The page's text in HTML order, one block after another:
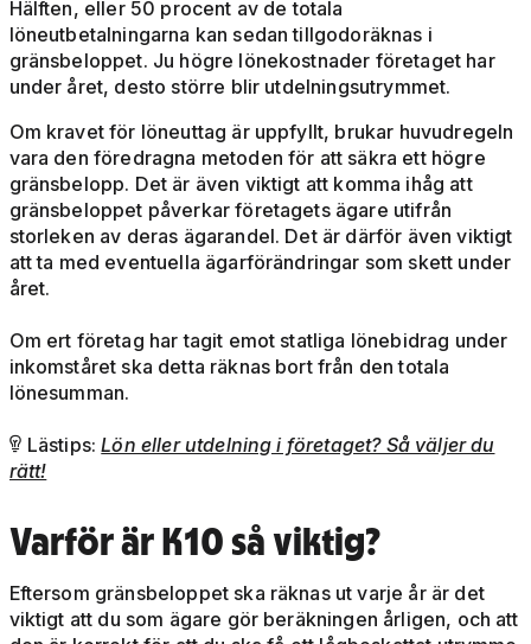
Hälften, eller 50 procent av de totala
löneutbetalningarna kan sedan tillgodoräknas i
gränsbeloppet. Ju högre lönekostnader företaget har
under året, desto större blir utdelningsutrymmet.
Om kravet för löneuttag är uppfyllt, brukar huvudregeln
vara den föredragna metoden för att säkra ett högre
gränsbelopp. Det är även viktigt att komma ihåg att
gränsbeloppet påverkar företagets ägare utifrån
storleken av deras ägarandel. Det är därför även viktigt
att ta med eventuella ägarförändringar som skett under
året.
Om ert företag har tagit emot statliga lönebidrag under
inkomståret ska detta räknas bort från den totala
lönesumman.
 Lästips:Lön eller utdelning i företaget? Så väljer du
rätt!
Varför är K10 så viktig?
Eftersom gränsbeloppet ska räknas ut varje år är det
viktigt att du som ägare gör beräkningen årligen, och att